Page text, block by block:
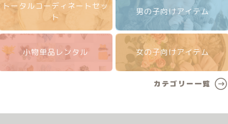
トータルコーディネートセッ
ト
男の子向けアイテム
小物単品レンタル 女の子向けアイテム
カテゴリー一覧
ランキング
プロの肌補正
全てのアイテム
並び順